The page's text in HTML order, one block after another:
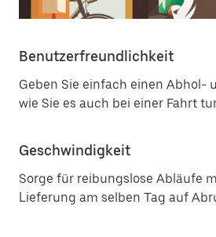
Benutzerfreundlichkeit
Geben Sie einfach einen Abhol-
wie Sie es auch bei einer Fahrt
Geschwindigkeit
Sorge für reibungslose Abläufe
Lieferung am selben Tag auf